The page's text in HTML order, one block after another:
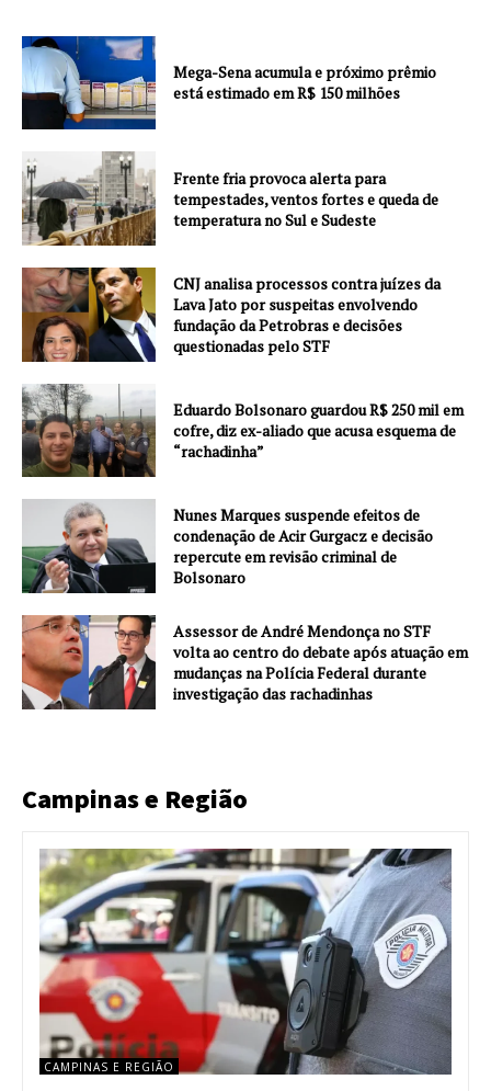
Mega-Sena acumula e próximo prêmio
está estimado em R$ 150 milhões
Frente fria provoca alerta para
tempestades, ventos fortes e queda de
temperatura no Sul e Sudeste
CNJ analisa processos contra juízes da
Lava Jato por suspeitas envolvendo
fundação da Petrobras e decisões
questionadas pelo STF
Eduardo Bolsonaro guardou R$ 250 mil em
cofre, diz ex-aliado que acusa esquema de
“rachadinha”
Nunes Marques suspende efeitos de
condenação de Acir Gurgacz e decisão
repercute em revisão criminal de
Bolsonaro
Assessor de André Mendonça no STF
volta ao centro do debate após atuação em
mudanças na Polícia Federal durante
investigação das rachadinhas
Campinas e Região
CAMPINAS E REGIÃO